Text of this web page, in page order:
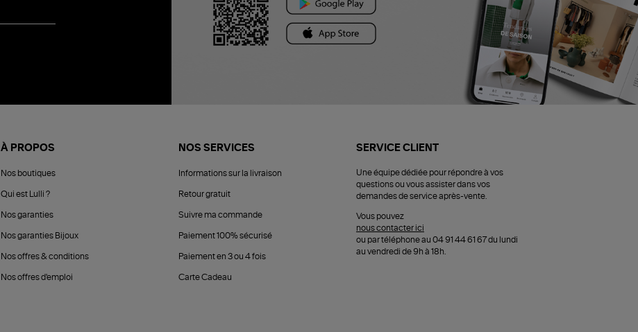
À PROPOS
Nos boutiques
Qui est Lulli ?
Nos garanties
Nos garanties Bijoux
Nos offres & conditions
Nos offres d'emploi
NOS SERVICES
Informations sur la livraison
Retour gratuit
Suivre ma commande
Paiement 100% sécurisé
Paiement en 3 ou 4 fois
Carte Cadeau
SERVICE CLIENT
Une équipe dédiée pour répondre à vos
questions ou vous assister dans vos
demandes de service après-vente.
Vous pouvez
nous contacter ici
ou par téléphone au 04 91 44 61 67 du lundi
au vendredi de 9h à 18h.